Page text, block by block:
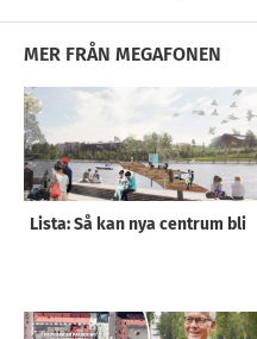
MER FRÅN MEGAFONEN
Lista: Så kan nya centrum bli